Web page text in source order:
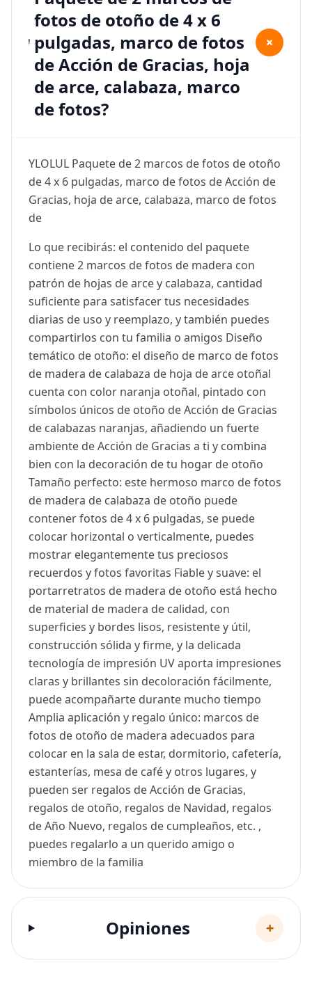
fotos de otoño de 4 x 6
pulgadas, marco de fotos
de Acción de Gracias, hoja
de arce, calabaza, marco
de fotos?
+
YLOLUL Paquete de 2 marcos de fotos de otoño
de 4 x 6 pulgadas, marco de fotos de Acción de
Gracias, hoja de arce, calabaza, marco de fotos
de
Lo que recibirás: el contenido del paquete
contiene 2 marcos de fotos de madera con
patrón de hojas de arce y calabaza, cantidad
suficiente para satisfacer tus necesidades
diarias de uso y reemplazo, y también puedes
compartirlos con tu familia o amigos Diseño
temático de otoño: el diseño de marco de fotos
de madera de calabaza de hoja de arce otoñal
cuenta con color naranja otoñal, pintado con
símbolos únicos de otoño de Acción de Gracias
de calabazas naranjas, añadiendo un fuerte
ambiente de Acción de Gracias a ti y combina
bien con la decoración de tu hogar de otoño
Tamaño perfecto: este hermoso marco de fotos
de madera de calabaza de otoño puede
contener fotos de 4 x 6 pulgadas, se puede
colocar horizontal o verticalmente, puedes
mostrar elegantemente tus preciosos
recuerdos y fotos favoritas Fiable y suave: el
portarretratos de madera de otoño está hecho
de material de madera de calidad, con
superficies y bordes lisos, resistente y útil,
construcción sólida y firme, y la delicada
tecnología de impresión UV aporta impresiones
claras y brillantes sin decoloración fácilmente,
puede acompañarte durante mucho tiempo
Amplia aplicación y regalo único: marcos de
fotos de otoño de madera adecuados para
colocar en la sala de estar, dormitorio, cafetería,
estanterías, mesa de café y otros lugares, y
pueden ser regalos de Acción de Gracias,
regalos de otoño, regalos de Navidad, regalos
de Año Nuevo, regalos de cumpleaños, etc. ,
puedes regalarlo a un querido amigo o
miembro de la familia
Opiniones +